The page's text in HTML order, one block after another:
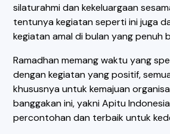
silaturahmi dan kekeluargaan
tentunya kegiatan seperti ini juga
kegiatan amal di bulan yang penuh
Ramadhan memang waktu yang
dengan kegiatan yang positif,
khususnya untuk kemajuan
banggakan ini, yakni Apitu
percontohan dan terbaik untuk